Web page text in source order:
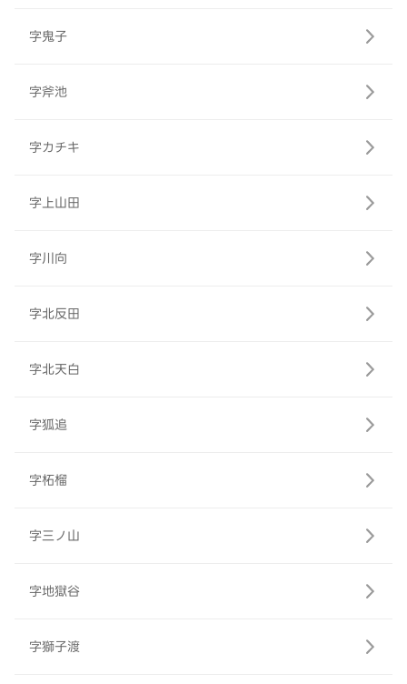
字鬼子
字斧池
字カチキ
字上山田
字川向
字北反田
字北天白
字狐追
字柘榴
字三ノ山
字地獄谷
字獅子渡